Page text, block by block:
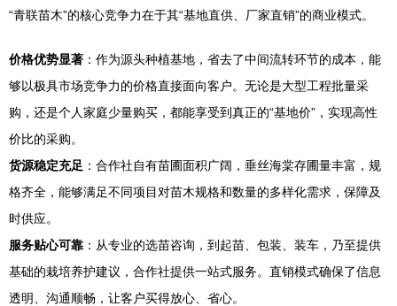
“青联苗木”的核心竞争力在于其“基地直供、厂家直销”的商业模式。
价格优势显著 ：作为源头种植基地，省去了中间流转环节的成本，能
够以极具市场竞争力的价格直接面向客户。无论是大型工程批量采
购，还是个人家庭少量购买，都能享受到真正的“基地价”，实现高性
价比的采购。
货源稳定充足 ：合作社自有苗圃面积广阔，垂丝海棠存圃量丰富，规
格齐全，能够满足不同项目对苗木规格和数量的多样化需求，保障及
时供应。
服务贴心可靠 ：从专业的选苗咨询，到起苗、包装、装车，乃至提供
基础的栽培养护建议，合作社提供一站式服务。直销模式确保了信息
透明、沟通顺畅，让客户买得放心、省心。